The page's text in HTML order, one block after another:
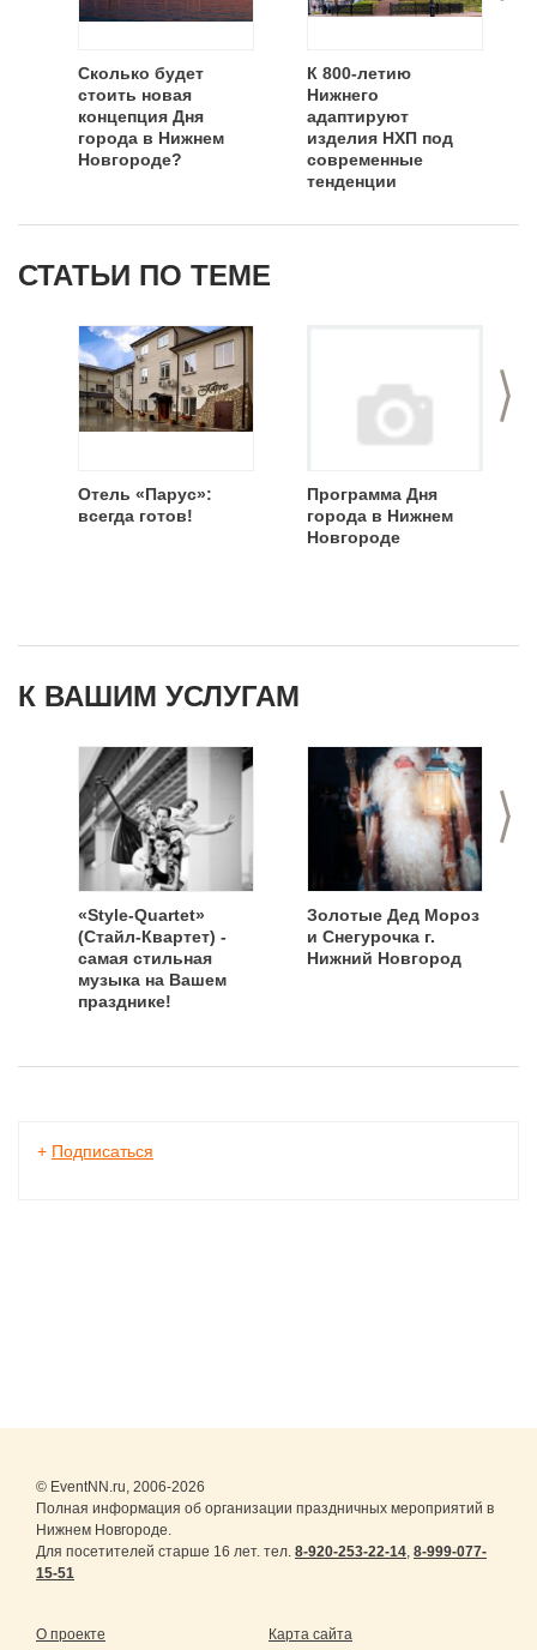
Сколько будет
стоить новая
концепция Дня
города в Нижнем
Новгороде?
К 800-летию
Нижнего
адаптируют
изделия НХП под
современные
тенденции
СТАТЬИ ПО ТЕМЕ
>
Отель «Парус»:
всегда готов!
Программа Дня
города в Нижнем
Новгороде
К ВАШИМ УСЛУГАМ
>
«Style-Quartet»
(Стайл-Квартет) -
самая стильная
музыка на Вашем
празднике!
Золотые Дед Мороз
и Снегурочка г.
Нижний Новгород
+ Подписаться
© EventNN.ru, 2006-2026
Полная информация об организации праздничных мероприятий в
Нижнем Новгороде.
Для посетителей старше 16 лет. тел. 8-920-253-22-14, 8-999-077-
15-51
О проекте Карта сайта